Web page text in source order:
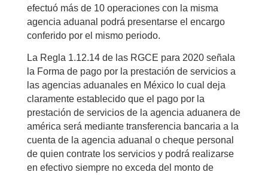
efectuó más de 10 operaciones con la misma
agencia aduanal podrá presentarse el encargo
conferido por el mismo periodo.
La Regla 1.12.14 de las RGCE para 2020 señala
la Forma de pago por la prestación de servicios a
las agencias aduanales en México lo cual deja
claramente establecido que el pago por la
prestación de servicios de la agencia aduanera de
américa será mediante transferencia bancaria a la
cuenta de la agencia aduanal o cheque personal
de quien contrate los servicios y podrá realizarse
en efectivo siempre no exceda del monto de